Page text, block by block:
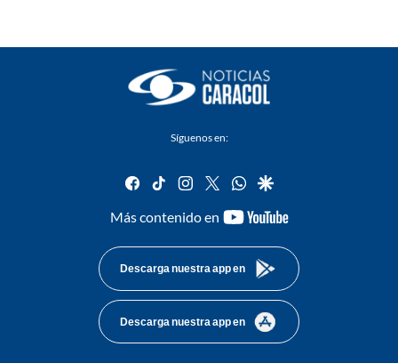
Síguenos en:
facebook
tiktok instagram
twitterwhatsapp
google
Más contenido en
youtube-
Descarga nuestra app en
Descarga nuestra app en